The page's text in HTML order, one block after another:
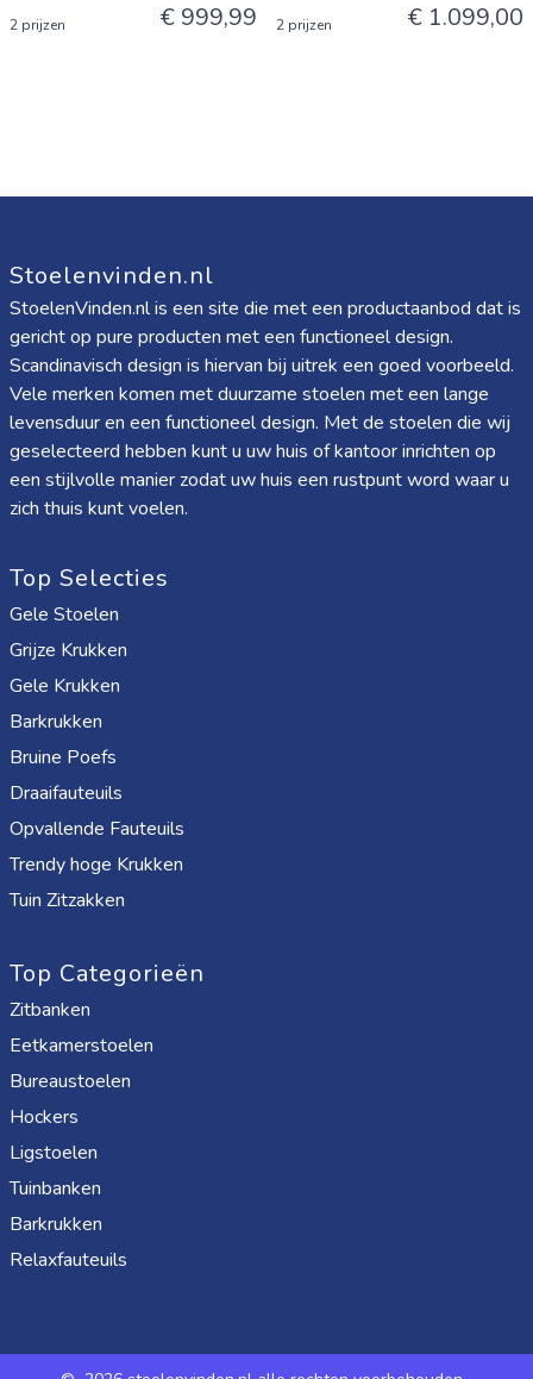
2 prijzen € 999,99 2 prijzen € 1.099,00
Stoelenvinden.nl
StoelenVinden.nl is een site die met een productaanbod dat is
gericht op pure producten met een functioneel design.
Scandinavisch design is hiervan bij uitrek een goed voorbeeld.
Vele merken komen met duurzame stoelen met een lange
levensduur en een functioneel design. Met de stoelen die wij
geselecteerd hebben kunt u uw huis of kantoor inrichten op
een stijlvolle manier zodat uw huis een rustpunt word waar u
zich thuis kunt voelen.
Top Selecties
Gele Stoelen
Grijze Krukken
Gele Krukken
Barkrukken
Bruine Poefs
Draaifauteuils
Opvallende Fauteuils
Trendy hoge Krukken
Tuin Zitzakken
Top Categorieën
Zitbanken
Eetkamerstoelen
Bureaustoelen
Hockers
Ligstoelen
Tuinbanken
Barkrukken
Relaxfauteuils